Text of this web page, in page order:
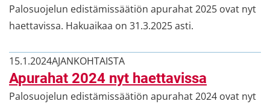
Pa­lo­suo­je­lun edis­tä­mis­sää­tiön apu­ra­hat 2025 ovat nyt
haet­ta­vis­sa. Ha­kuai­kaa on 31.3.2025 asti.
15.1.2024AJAN­KOH­TAIS­TA
Apu­ra­hat 2024 nyt haet­ta­vis­sa
Pa­lo­suo­je­lun edis­tä­mis­sää­tiön apu­ra­hat 2024 ovat nyt